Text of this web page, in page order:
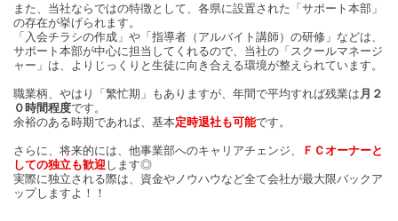
また、当社ならではの特徴として、各県に設置された「サポート本部」
の存在が挙げられます。
「入会チラシの作成」や「指導者（アルバイト講師）の研修」などは、
サポート本部が中心に担当してくれるので、当社の「スクールマネージ
ャー」は、よりじっくりと生徒に向き合える環境が整えられています。
職業柄、やはり「繁忙期」もありますが、年間で平均すれば残業は 月２
０時間程度です。
余裕のある時期であれば、基本定時退社も可能です。
さらに、将来的には、他事業部へのキャリアチェンジ、
ＦＣオーナーと
しての独立も歓迎 します◎
実際に独立される際は、資金やノウハウなど全て会社が最大限バックア
ップしますよ！！